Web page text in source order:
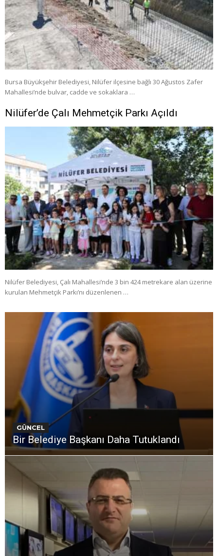
Bursa Büyükşehir Belediyesi, Nilüfer ilçesine bağlı 30 Ağustos Zafer
Mahallesi’nde bulvar, cadde ve sokaklara …
Nilüfer’de Çalı Mehmetçik Parkı Açıldı
Nilüfer Belediyesi, Çalı Mahallesi’nde 3 bin 424 metrekare alan üzerine
kurulan Mehmetçik Parkı’nı düzenlenen …
GÜNCEL
Bir Belediye Başkanı Daha Tutuklandı